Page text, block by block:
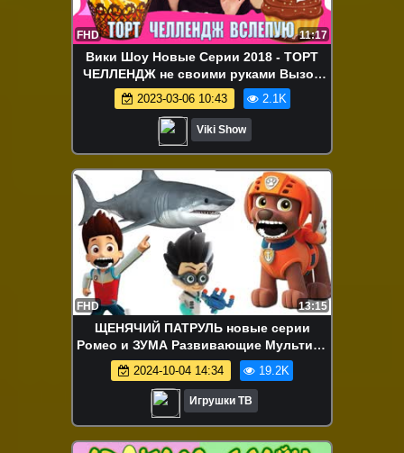
FHD 11:17
Вики Шоу Новые Серии 2018 - ТОРТ
ЧЕЛЛЕНДЖ не своими руками Вызов
принят Cake challenge Not my arms /
Вики Шоу
2023-03-06 10:43 2.1K
Viki Show
FHD 13:15
ЩЕНЯЧИЙ ПАТРУЛЬ новые серии
Ромео и ЗУМА Развивающие Мультики
про Игрушки PAW Patrol для детей
2024-10-04 14:34 19.2K
Игрушки ТВ